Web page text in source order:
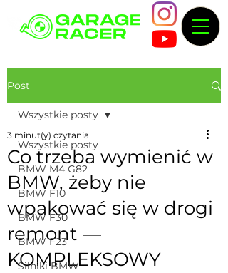
Post
Wszystkie posty
BMW M4 G82
BMW F10
BMW F30
BMW F23
Silniki BMW
Wszystkie posty
Co trzeba wymienić w
BMW, żeby nie
wpakować się w drogi
remont —
KOMPLEKSOWY
3 minut(y) czytania